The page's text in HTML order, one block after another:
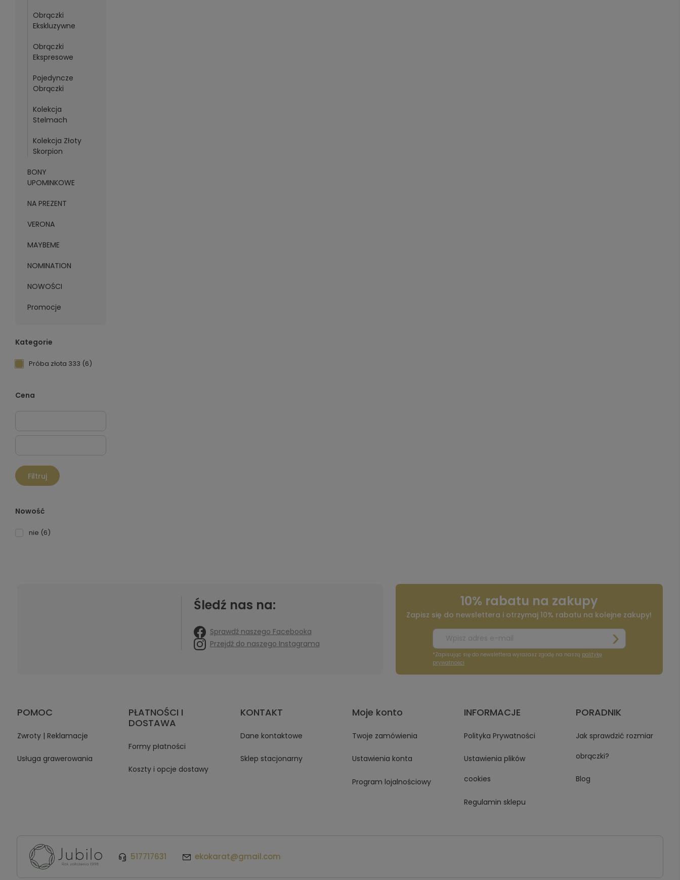
Obrączki
Ekskluzywne
Obrączki
Ekspresowe
Pojedyncze
Obrączki
Kolekcja
Stelmach
Kolekcja Złoty
Skorpion
BONY
UPOMINKOWE
NA PREZENT
VERONA
MAYBEME
NOMINATION
NOWOŚCI
Promocje
Kategorie
Próba złota 333 (6)
Cena
Filtruj
Nowość
nie (6)
Śledź nas na:
Sprawdź naszego Facebooka
Przejdź do naszego Instagrama
10% rabatu na zakupy
Zapisz się do newslettera i otrzymaj 10% rabatu na kolejne zakupy!
*Zapisując się do newslettera wyrażasz zgodę na naszą politykę
prywatności
POMOC
Zwroty | Reklamacje
Usługa grawerowania
PŁATNOŚCI I
DOSTAWA
Formy płatności
Koszty i opcje dostawy
KONTAKT
Dane kontaktowe
Sklep stacjonarny
Moje konto
Twoje zamówienia
Ustawienia konta
Program lojalnościowy
INFORMACJE
Polityka Prywatności
Ustawienia plików
cookies
Regulamin sklepu
PORADNIK
Jak sprawdzić rozmiar
obrączki?
Blog
517717631 ekokarat@gmail.com